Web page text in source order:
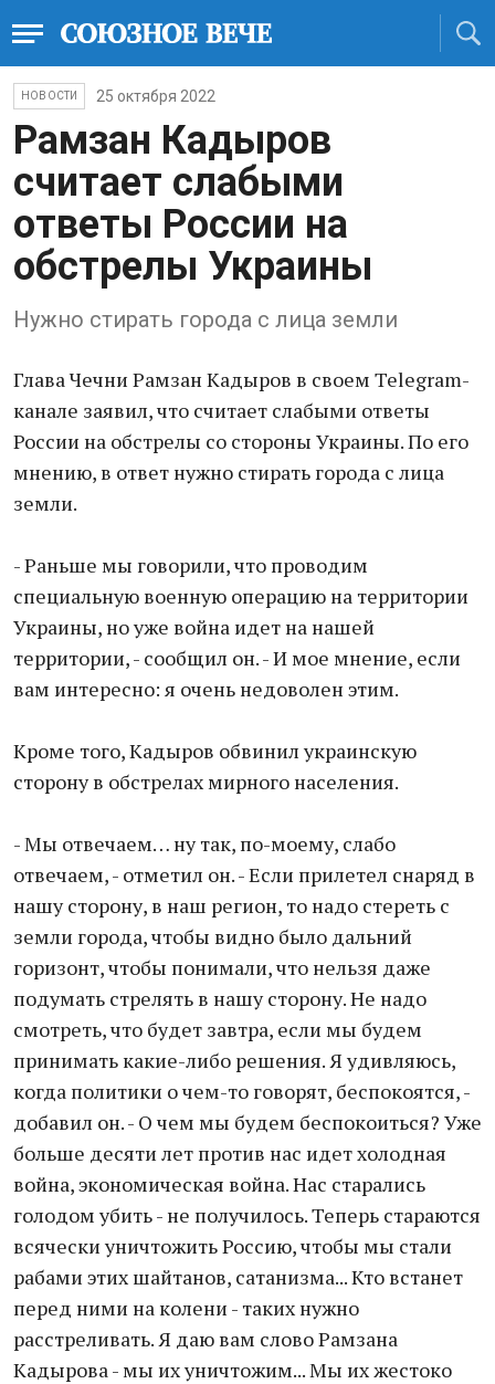
НОВОСТИ 25 октября 2022
Рамзан Кадыров
считает слабыми
ответы России на
обстрелы Украины
Нужно стирать города с лица земли
Глава Чечни Рамзан Кадыров в своем Telegram-
канале заявил, что считает слабыми ответы
России на обстрелы со стороны Украины. По его
мнению, в ответ нужно стирать города с лица
земли.
- Раньше мы говорили, что проводим
специальную военную операцию на территории
Украины, но уже война идет на нашей
территории, - сообщил он. - И мое мнение, если
вам интересно: я очень недоволен этим.
Кроме того, Кадыров обвинил украинскую
сторону в обстрелах мирного населения.
- Мы отвечаем… ну так, по-моему, слабо
отвечаем, - отметил он. - Если прилетел снаряд в
нашу сторону, в наш регион, то надо стереть с
земли города, чтобы видно было дальний
горизонт, чтобы понимали, что нельзя даже
подумать стрелять в нашу сторону. Не надо
смотреть, что будет завтра, если мы будем
принимать какие-либо решения. Я удивляюсь,
когда политики о чем-то говорят, беспокоятся, -
добавил он. - О чем мы будем беспокоиться? Уже
больше десяти лет против нас идет холодная
война, экономическая война. Нас старались
голодом убить - не получилось. Теперь стараются
всячески уничтожить Россию, чтобы мы стали
рабами этих шайтанов, сатанизма... Кто встанет
перед ними на колени - таких нужно
расстреливать. Я даю вам слово Рамзана
Кадырова - мы их уничтожим... Мы их жестоко